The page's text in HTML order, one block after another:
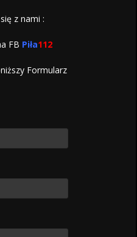
z nami :
FB Piła112
Formularz